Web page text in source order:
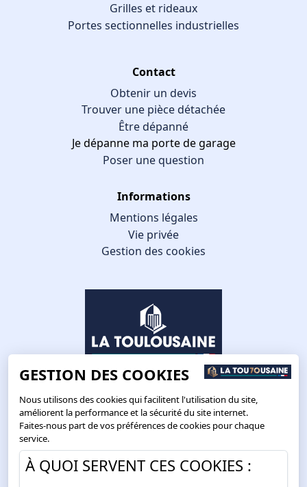
Grilles et rideaux
Portes sectionnelles industrielles
Contact
Obtenir un devis
Trouver une pièce détachée
Être dépanné
Je dépanne ma porte de garage
Poser une question
Informations
Mentions légales
Vie privée
Gestion des cookies
Route de Toulouse
CS57668 ESCALQUENS
31676 LABÈGE CEDEX
GESTION DES COOKIES
Nous utilisons des cookies qui facilitent l'utilisation du site,
améliorent la performance et la sécurité du site internet.
Faites-nous part de vos préférences de cookies pour chaque
service.
À QUOI SERVENT CES COOKIES :